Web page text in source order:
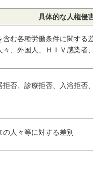
具体的な人権侵害
含む各種労働条件に関する
々、外国人、ＨＩＶ感染者、
拒否、診療拒否、入浴拒否
人々等に対する差別